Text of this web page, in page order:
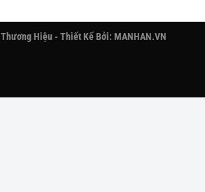
Thương Hiệu - Thiết Kế Bởi: MANHAN.VN